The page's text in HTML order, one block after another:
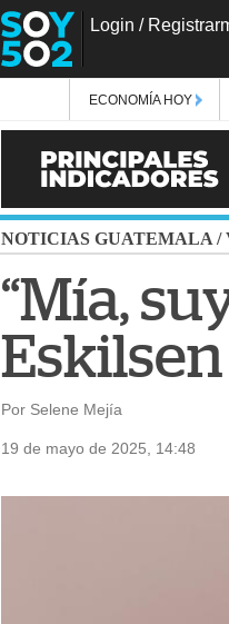
Login /
ECONOMÍA HOY
NOTICIAS GUATEMALA /
“Mía,
Por Selene Mejía
19 de mayo de 2025, 14:48